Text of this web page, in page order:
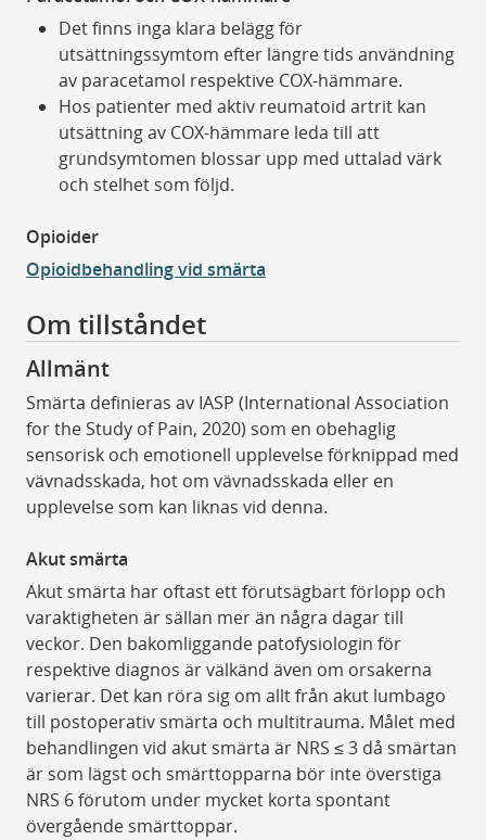
Det finns inga klara belägg för
utsättningssymtom efter längre tids användning
av paracetamol respektive COX-hämmare.
Hos patienter med aktiv reumatoid artrit kan
utsättning av COX-hämmare leda till att
grundsymtomen blossar upp med uttalad värk
och stelhet som följd.
Opioider
Opioidbehandling vid smärta
Om tillståndet
Allmänt
Smärta definieras av IASP (International Association
for the Study of Pain, 2020) som en obehaglig
sensorisk och emotionell upplevelse förknippad med
vävnadsskada, hot om vävnadsskada eller en
upplevelse som kan liknas vid denna.
Akut smärta
Akut smärta har oftast ett förutsägbart förlopp och
varaktigheten är sällan mer än några dagar till
veckor. Den bakomliggande patofysiologin för
respektive diagnos är välkänd även om orsakerna
varierar. Det kan röra sig om allt från akut lumbago
till postoperativ smärta och multitrauma. Målet med
behandlingen vid akut smärta är NRS ≤ 3 då smärtan
är som lägst och smärttopparna bör inte överstiga
NRS 6 förutom under mycket korta spontant
övergående smärttoppar.